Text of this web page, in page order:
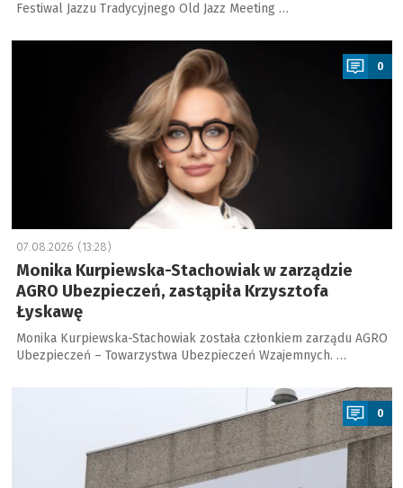
Festiwal Jazzu Tradycyjnego Old Jazz Meeting …
a
0
07.08.2026 (13:28)
Monika Kurpiewska-Stachowiak w zarządzie
AGRO Ubezpieczeń, zastąpiła Krzysztofa
Łyskawę
Monika Kurpiewska-Stachowiak została członkiem zarządu AGRO
Ubezpieczeń – Towarzystwa Ubezpieczeń Wzajemnych. …
0